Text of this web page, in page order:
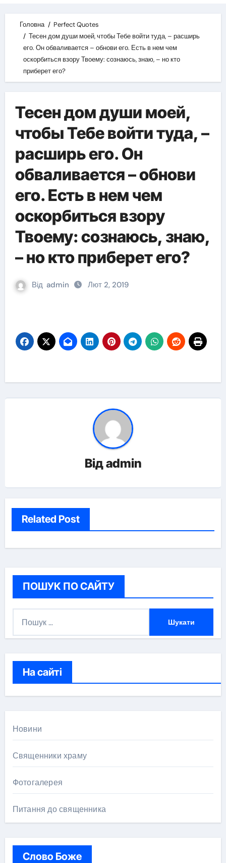
Головна
Perfect Quotes
Тесен дом души моей, чтобы Тебе войти туда, – расширь
его. Он обваливается – обнови его. Есть в нем чем
оскорбиться взору Твоему: сознаюсь, знаю, – но кто
приберет его?
Тесен дом души моей,
чтобы Тебе войти туда, –
расширь его. Он
обваливается – обнови
его. Есть в нем чем
оскорбиться взору
Твоему: сознаюсь, знаю,
– но кто приберет его?
Від admin Лют 2, 2019
Відadmin
Related Post
ПОШУК ПО САЙТУ
:
На сайті
Новини
Священники храму
Фотогалерея
Питання до священника
Слово Боже